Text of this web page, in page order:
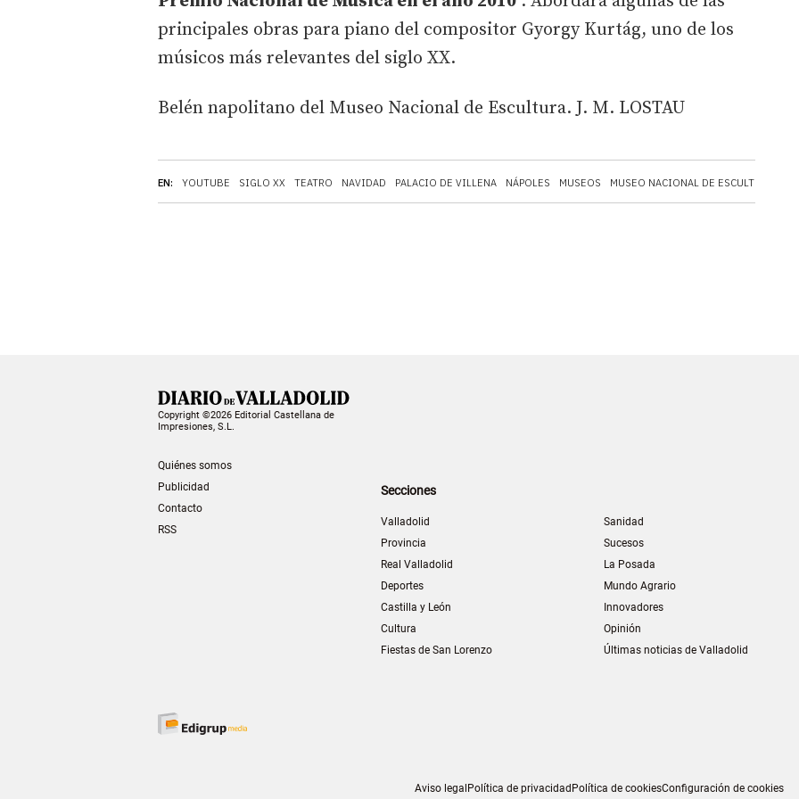
EN: YOUTUBE SIGLO XX TEATRO NAVIDAD PALACIO DE VILLENA NÁPOLES MUSEOS MUSEO NACIONAL DE ESCULTURA
principales obras para piano del compositor Gyorgy Kurtág, uno de los
músicos más relevantes del siglo XX.
Belén napolitano del Museo Nacional de Escultura. J. M. LOSTAU
Copyright ©2026 Editorial Castellana de
Impresiones, S.L.
Quiénes somos
Publicidad
Contacto
RSS
Secciones
Valladolid
Provincia
Real Valladolid
Deportes
Castilla y León
Cultura
Fiestas de San Lorenzo
Sanidad
Sucesos
La Posada
Mundo Agrario
Innovadores
Opinión
Últimas noticias de Valladolid
Aviso legal Política de privacidad Política de cookiesConfiguración de cookies